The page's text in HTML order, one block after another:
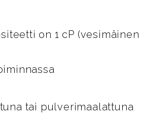
on 1 cP (vesimäinen
tai pulverimaalattuna